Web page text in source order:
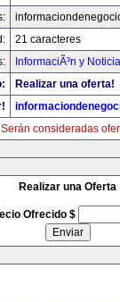
21 caracteres
InformaciÃ³n y
Realizar una oferta!
Serán consideradas
Realizar una Oferta
Ofrecido $